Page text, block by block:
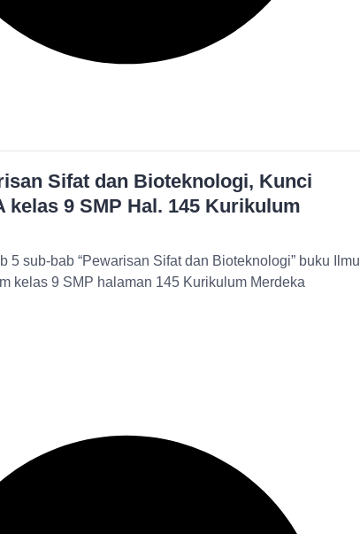
Sifat dan Bioteknologi, Kunci
kelas 9 SMP Hal. 145 Kurikulum
5 sub-bab “Pewarisan Sifat dan Bioteknologi” buku Ilmu
kelas 9 SMP halaman 145 Kurikulum Merdeka